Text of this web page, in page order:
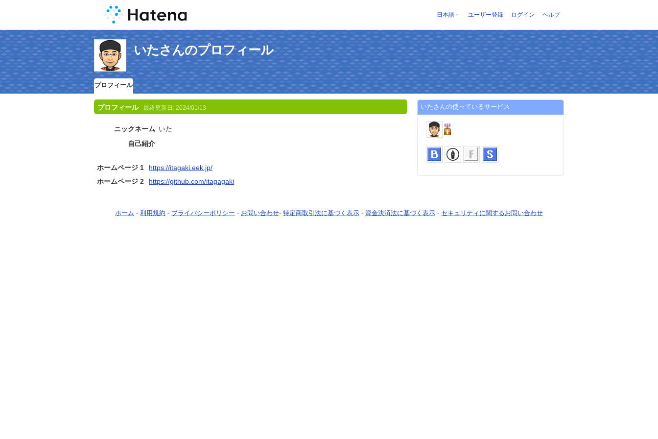
日本語 ユーザー登録 ログイン ヘルプ
いたさんのプロフィール
プロフィール
プロフィール 最終更新日: 2024/01/13
ニックネーム いた
自己紹介
ホームページ 1
https://itagaki.eek.jp/
ホームページ 2
https://github.com/itagagaki
いたさんの使っているサービス
ホーム - 利用規約 - プライバシーポリシー - お問い合わせ- 特定商取引法に基づく表示 - 資金決済法に基づく表示 - セキュリティに関するお問い合わせ